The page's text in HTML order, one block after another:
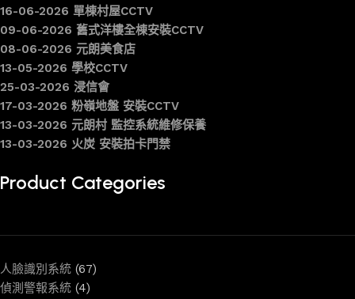
16-06-2026 單棟村屋CCTV
09-06-2026 舊式洋樓全棟安裝CCTV
08-06-2026 元朗美食店
13-05-2026 學校CCTV
25-03-2026 浸信會
17-03-2026 粉嶺地盤 安裝CCTV
13-03-2026 元朗村 監控系統維修保養
13-03-2026 火炭 安裝拍卡門禁
Product Categories
人臉識別系統 (67)
偵測警報系統 (4)